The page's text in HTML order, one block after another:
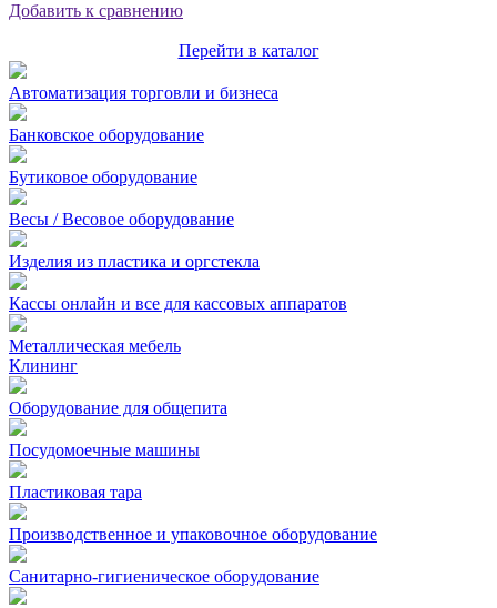
Добавить к сравнению
Перейти в каталог
Автоматизация торговли и бизнеса
Банковское оборудование
Бутиковое оборудование
Весы / Весовое оборудование
Изделия из пластика и оргстекла
Кассы онлайн и все для кассовых аппаратов
Металлическая мебель
Клининг
Оборудование для общепита
Посудомоечные машины
Пластиковая тара
Производственное и упаковочное оборудование
Санитарно-гигиеническое оборудование